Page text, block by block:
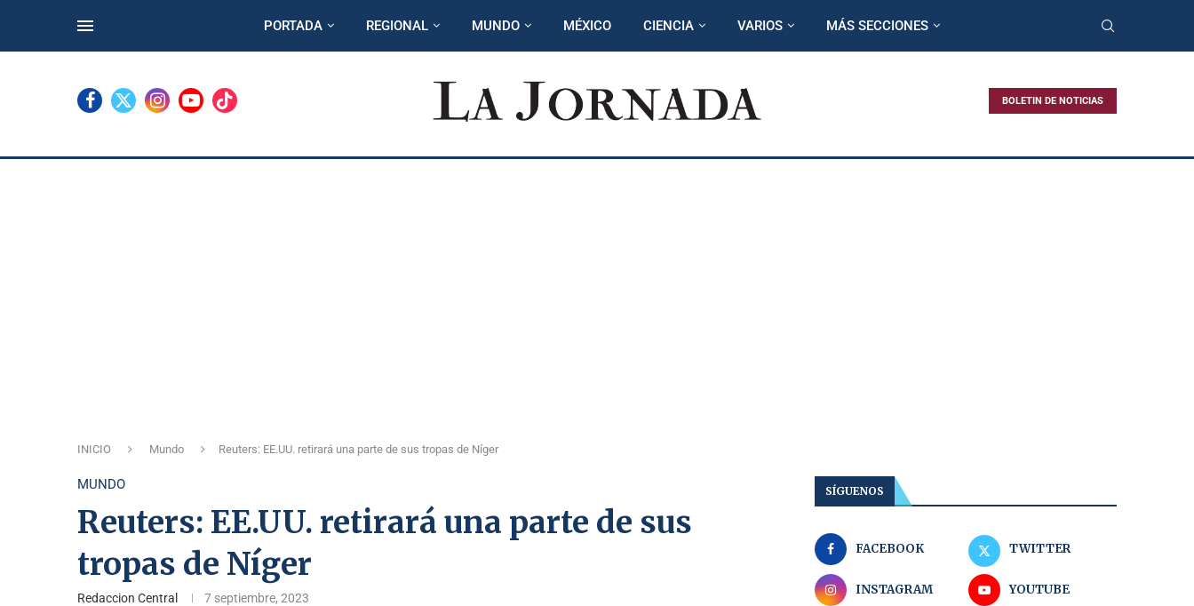
PORTADA REGIONAL MUNDO MÉXICO CIENCIA VARIOS MÁS SECCIONES
BOLETIN DE NOTICIAS
INICIO Mundo Reuters: EE.UU. retirará una parte de sus tropas de Níger
MUNDO
Reuters: EE.UU. retirará una parte de sus
tropas de Níger
Redaccion Central 7 septiembre, 2023
SÍGUENOS
FACEBOOK TWITTER
INSTAGRAM YOUTUBE